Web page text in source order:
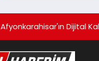
Afyonkarahisar'ın Dijital